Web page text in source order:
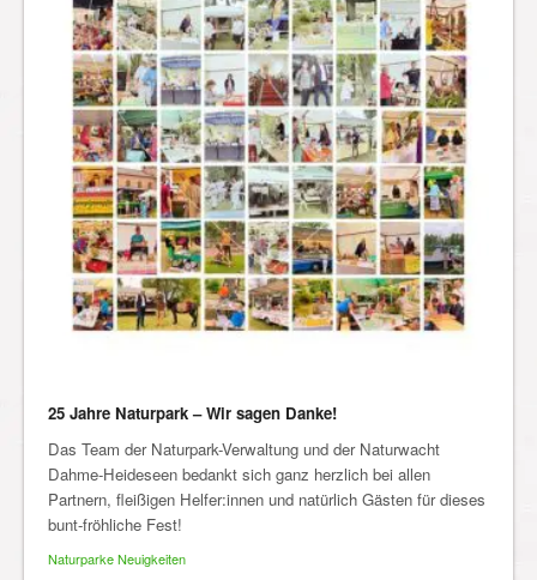
25 Jahre Naturpark – Wir sagen Danke!
Das Team der Naturpark-Verwaltung und der Naturwacht
Dahme-Heideseen bedankt sich ganz herzlich bei allen
Partnern, fleißigen Helfer:innen und natürlich Gästen für dieses
bunt-fröhliche Fest!
Naturparke Neuigkeiten